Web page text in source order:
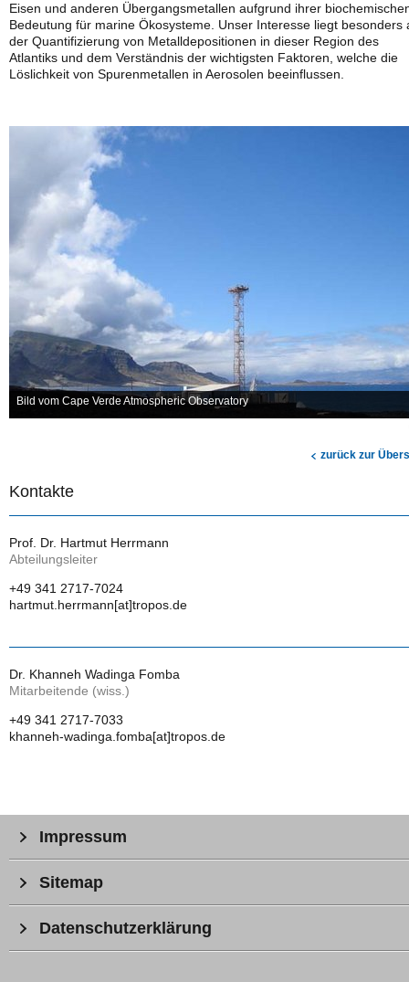
Eisen und anderen Übergangsmetallen aufgrund ihrer
Bedeutung für marine Ökosysteme. Unser Interesse liegt besonders
der Quantifizierung von Metalldepositionen in dieser Region des
Atlantiks und dem Verständnis der wichtigsten Faktoren, welche die
Löslichkeit von Spurenmetallen in Aerosolen beeinflussen.
Bild vom Cape Verde Atmospheric Observatory
zurück zur
Kontakte
Prof. Dr. Hartmut Herrmann
Abteilungsleiter
+49 341 2717-7024
hartmut.herrmann[at]tropos.de
Dr. Khanneh Wadinga Fomba
Mitarbeitende (wiss.)
+49 341 2717-7033
khanneh-wadinga.fomba[at]tropos.de
Impressum
Sitemap
Datenschutzerklärung